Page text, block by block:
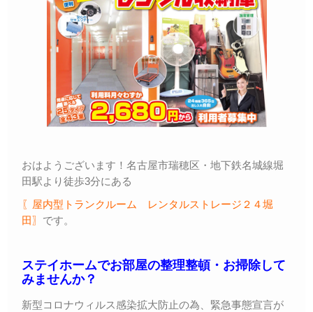
おはようございます！名古屋市瑞穂区・地下鉄名城線堀
田駅より徒歩3分にある
〖屋内型トランクルーム レンタルストレージ２４堀
田〗 です。
ステイホームでお部屋の整理整頓・お掃除して
みませんか？
新型コロナウィルス感染拡大防止の為、緊急事態宣言が